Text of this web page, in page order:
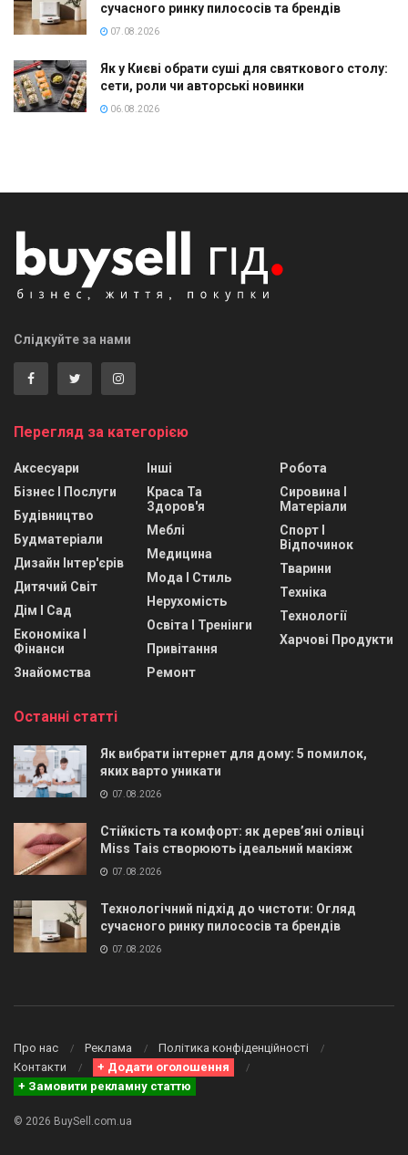
сучасного ринку пилососів та брендів
07.08.2026
Як у Києві обрати суші для святкового столу:
сети, роли чи авторські новинки
06.08.2026
Слідкуйте за нами
Перегляд за категорією
Аксесуари
Бізнес І Послуги
Будівництво
Будматеріали
Дизайн Інтер'єрів
Дитячий Світ
Дім І Сад
Економіка І
Фінанси
Знайомства
Інші
Краса Та
Здоров'я
Меблі
Медицина
Мода І Стиль
Нерухомість
Освіта І Тренінги
Привітання
Ремонт
Робота
Сировина І
Матеріали
Спорт І
Відпочинок
Тварини
Техніка
Технології
Харчові Продукти
Останні статті
Як вибрати інтернет для дому: 5 помилок,
яких варто уникати
07.08.2026
Стійкість та комфорт: як дерев’яні олівці
Miss Tais створюють ідеальний макіяж
07.08.2026
Технологічний підхід до чистоти: Огляд
сучасного ринку пилососів та брендів
07.08.2026
Про нас Реклама
Політика конфіденційності
Контакти
+ Додати оголошення
+ Замовити рекламну статтю
© 2026 BuySell.com.ua